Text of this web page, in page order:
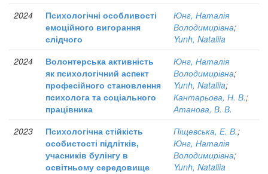
2024
Психологічні особливості
емоційного вигорання
слідчого
Юнг, Наталія
Володимирівна;
Yunh, Nataliia
2024
Волонтерська активність
як психологічний аспект
професійного становлення
психолога та соціального
працівника
Юнг, Наталія
Володимирівна;
Yunh, Nataliia;
Кантарьова, Н. В.;
Атанова, В. В.
2023
Психологічна стійкість
особистості підлітків,
учасників булінгу в
освітньому середовище
Піщевська, Е. В.;
Юнг, Наталія
Володимирівна;
Yunh, Nataliia